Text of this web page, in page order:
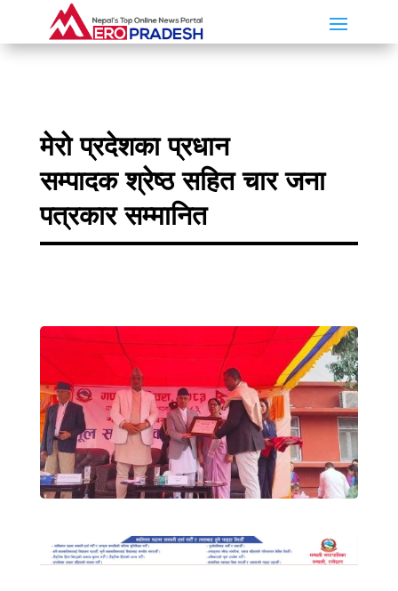
मेरो प्रदेशका प्रधान
सम्पादक श्रेष्ठ सहित चार जना
पत्रकार सम्मानित